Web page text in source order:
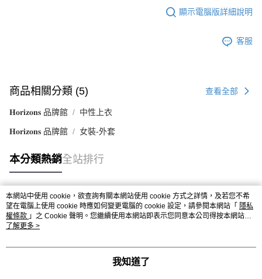
顯示電腦版詳細說明
客服
商品相關分類 (5) 查看全部
𝐇𝐨𝐫𝐢𝐳𝐨𝐧𝐬 品牌館 中性上衣
𝐇𝐨𝐫𝐢𝐳𝐨𝐧𝐬 品牌館 女裝-外套
本分類熱銷全站排行
熱門標籤
本網站中使用 cookie，欲查詢有關本網站使用 cookie 方式之詳情，及若您不希
望在電腦上使用 cookie 時應如何變更電腦的 cookie 設定，請參閱本網站「 隱私
權條款 」之 Cookie 聲明。您繼續使用本網站即表示您同意本公司得按本網站使
用條款之 Cookie 聲明使用 cookie。
了解更多 >
我知道了